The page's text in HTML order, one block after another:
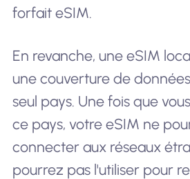
forfait eSIM.
En revanche, une eSIM
une couverture de
seul pays. Une fois que
ce pays, votre eSIM ne
connecter aux réseaux
pourrez pas l'utiliser pour